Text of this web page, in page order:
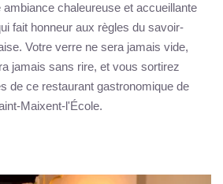
chaleureuse et accueillante
fait honneur aux règles du savoir-
Votre verre ne sera jamais vide,
jamais sans rire, et vous sortirez
de ce restaurant gastronomique de
Maixent-l'École.